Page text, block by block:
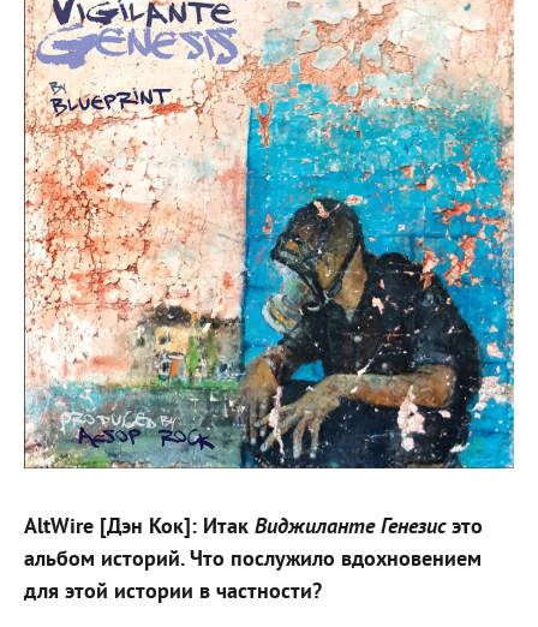
AltWire [Дэн Кок]: Итак Виджиланте Генезисэто
альбом историй. Что послужило вдохновением
для этой истории в частности?